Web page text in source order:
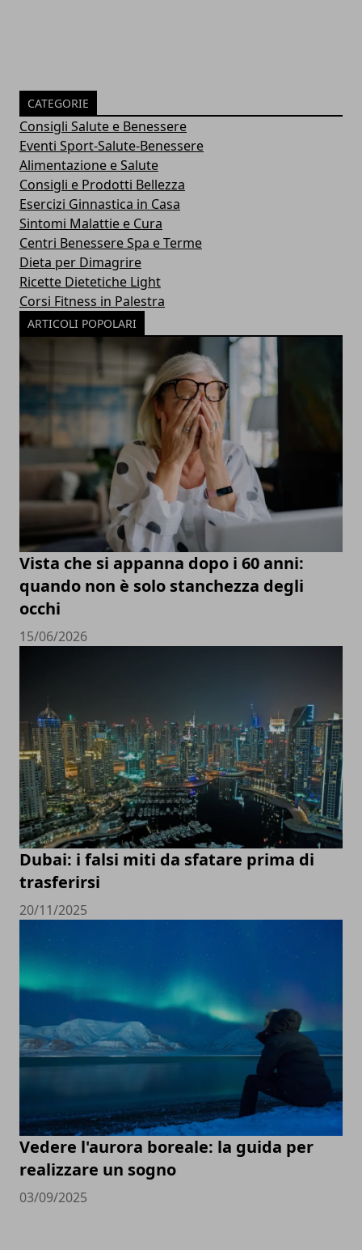
CATEGORIE
Consigli Salute e Benessere
Eventi Sport-Salute-Benessere
Alimentazione e Salute
Consigli e Prodotti Bellezza
Esercizi Ginnastica in Casa
Sintomi Malattie e Cura
Centri Benessere Spa e Terme
Dieta per Dimagrire
Ricette Dietetiche Light
Corsi Fitness in Palestra
ARTICOLI POPOLARI
Vista che si appanna dopo i 60 anni:
quando non è solo stanchezza degli
occhi
15/06/2026
Dubai: i falsi miti da sfatare prima di
trasferirsi
20/11/2025
Vedere l'aurora boreale: la guida per
realizzare un sogno
03/09/2025